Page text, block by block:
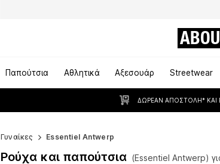
Παπούτσια Αθλητικά Αξεσουάρ Streetwear
ΔΩΡΕΆΝ ΑΠΟΣΤΟΛΉ* ΚΑΙ
Γυναίκες Essentiel Antwerp
Ρούχα και παπούτσια (Essentiel Antwerp)